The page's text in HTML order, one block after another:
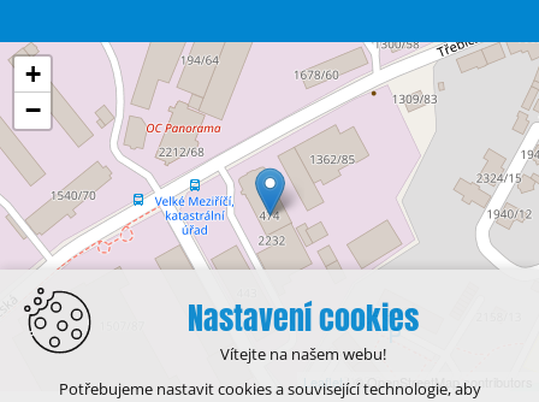
+
−
Leaflet | © OpenStreetMap contributors
Nastavení cookies
Vítejte na našem webu!
Potřebujeme nastavit cookies a související technologie, aby